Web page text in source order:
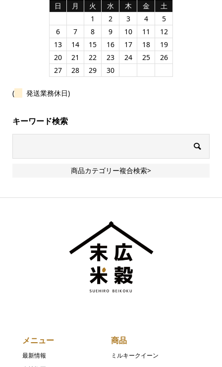
日
月 火 水 木 金
土
1
2 3 4
5
6
7 8 9 10 11
12
13
14 15 16 17 18
19
20
21 22 23 24 25
26
27
28 29 30
( 発送業務休日)
キーワード検索
商品カテゴリー複合検索>
メニュー
最新情報
商品
ミルキークイーン